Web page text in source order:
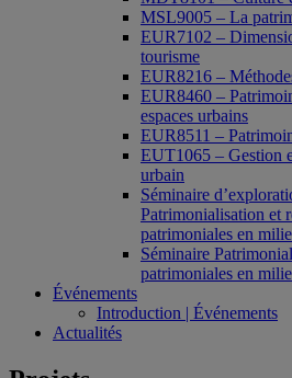
MSL9005 – La
EUR7102 –
tourisme
EUR8216 –
EUR8460 –
espaces urbains
EUR8511 –
EUT1065 – Gestion
urbain
Séminaire
Patrimonialisation et
patrimoniales en
Séminaire
patrimoniales en
Événements
Introduction | Événements
Actualités